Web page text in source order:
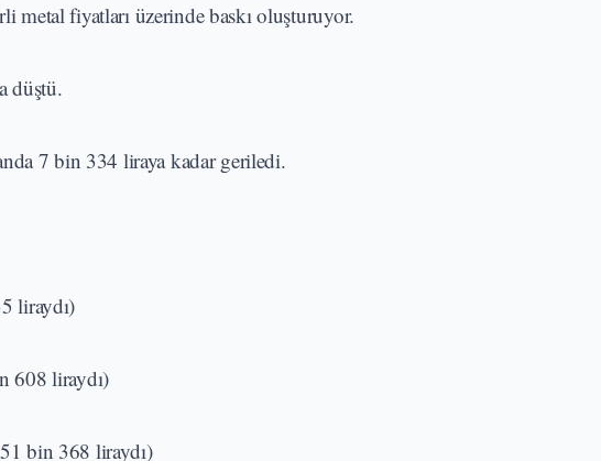
metal fiyatları üzerinde baskı oluşturuyor.
düştü.
7 bin 334 liraya kadar geriledi.
liraydı)
608 liraydı)
bin 368 liraydı)